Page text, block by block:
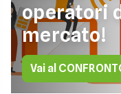
operatori
mercato!
Vai al